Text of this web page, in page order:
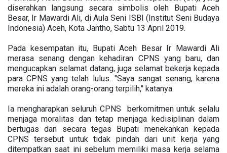
diserahkan langsung secara simbolis oleh Bupati Aceh
Besar, Ir Mawardi Ali, di Aula Seni ISBI (Institut Seni Budaya
Indonesia) Aceh, Kota Jantho, Sabtu 13 April 2019.
Pada kesempatan itu, Bupati Aceh Besar Ir Mawardi Ali
merasa senang dengan kehadiran CPNS yang baru, dan
mengucapkan selamat datang, juga selamat bekerja kepada
para CPNS yang telah lulus. "Saya sangat senang, karena
mereka ini adalah orang-orang terpilih," katanya.
Ia mengharapkan seluruh CPNS berkomitmen untuk selalu
menjaga moralitas dan tetap menjaga kedisiplinan dalam
bertugas dan secara tegas Bupati menekankan kepada
CPNS tersebut untuk tidak pindah dari unit kerja yang
ditempatkan saat ini sebelum memiliki masa kerja selama